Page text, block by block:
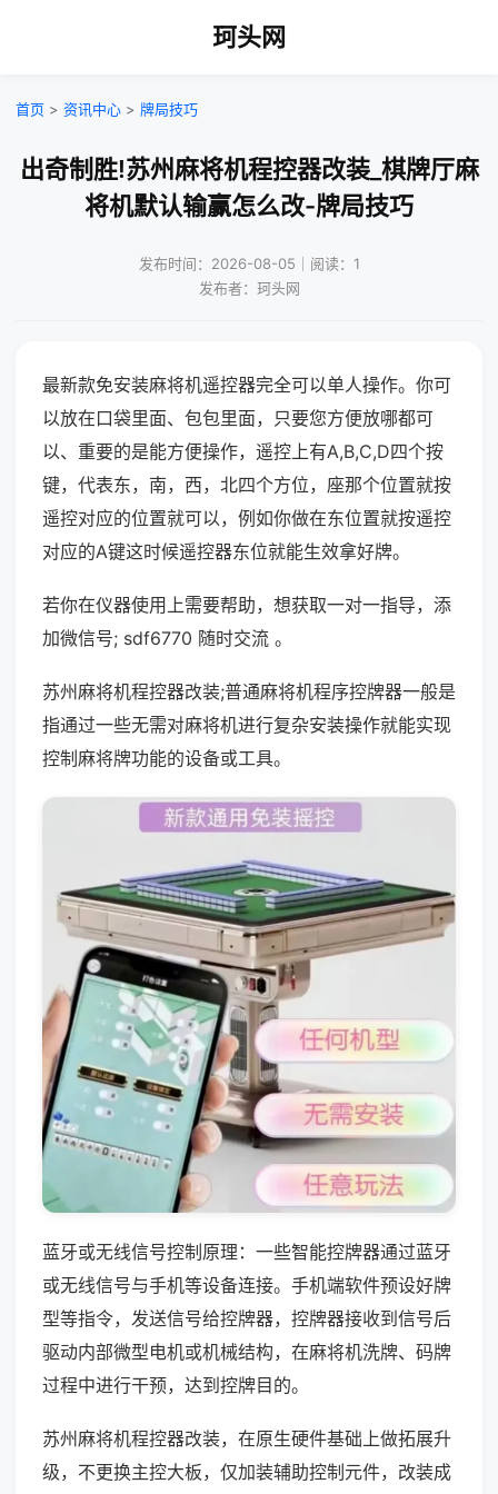
珂头网
首页 > 资讯中心 > 牌局技巧
出奇制胜!苏州麻将机程控器改装_棋牌厅麻
将机默认输赢怎么改-牌局技巧
发布时间：2026-08-05｜阅读：1
发布者：珂头网
最新款免安装麻将机遥控器完全可以单人操作。你可
以放在口袋里面、包包里面，只要您方便放哪都可
以、重要的是能方便操作，遥控上有A,B,C,D四个按
键，代表东，南，西，北四个方位，座那个位置就按
遥控对应的位置就可以，例如你做在东位置就按遥控
对应的A键这时候遥控器东位就能生效拿好牌。
若你在仪器使用上需要帮助，想获取一对一指导，添
加微信号; sdf6770 随时交流 。
苏州麻将机程控器改装;普通麻将机程序控牌器一般是
指通过一些无需对麻将机进行复杂安装操作就能实现
控制麻将牌功能的设备或工具。
蓝牙或无线信号控制原理：一些智能控牌器通过蓝牙
或无线信号与手机等设备连接。手机端软件预设好牌
型等指令，发送信号给控牌器，控牌器接收到信号后
驱动内部微型电机或机械结构，在麻将机洗牌、码牌
过程中进行干预，达到控牌目的。
苏州麻将机程控器改装，在原生硬件基础上做拓展升
级，不更换主控大板，仅加装辅助控制元件，改装成